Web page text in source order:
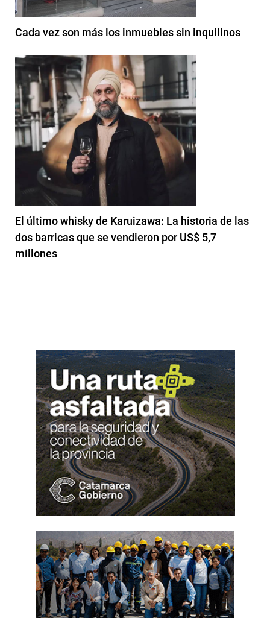
Cada vez son más los inmuebles sin inquilinos
El último whisky de Karuizawa: La historia de las
dos barricas que se vendieron por US$ 5,7
millones